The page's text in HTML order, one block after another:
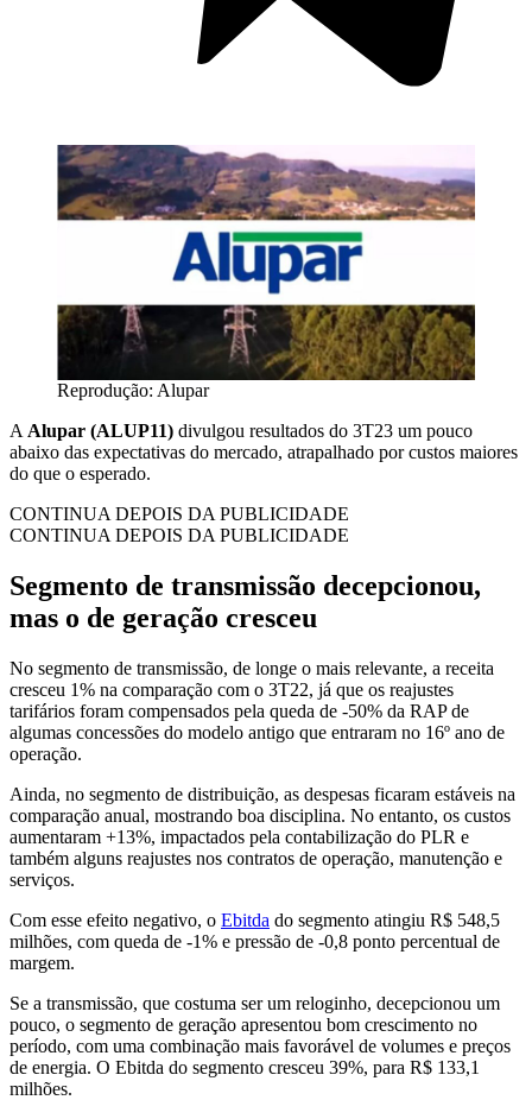
Reprodução: Alupar
A Alupar (ALUP11) divulgou resultados do 3T23 um pouco
abaixo das expectativas do mercado, atrapalhado por custos maiores
do que o esperado.
CONTINUA DEPOIS DA PUBLICIDADE
CONTINUA DEPOIS DA PUBLICIDADE
Segmento de transmissão decepcionou,
mas o de geração cresceu
No segmento de transmissão, de longe o mais relevante, a receita
cresceu 1% na comparação com o 3T22, já que os reajustes
tarifários foram compensados pela queda de -50% da RAP de
algumas concessões do modelo antigo que entraram no 16º ano de
operação.
Ainda, no segmento de distribuição, as despesas ficaram estáveis na
comparação anual, mostrando boa disciplina. No entanto, os custos
aumentaram +13%, impactados pela contabilização do PLR e
também alguns reajustes nos contratos de operação, manutenção e
serviços.
Com esse efeito negativo, o Ebitda do segmento atingiu R$ 548,5
milhões, com queda de -1% e pressão de -0,8 ponto percentual de
margem.
Se a transmissão, que costuma ser um reloginho, decepcionou um
pouco, o segmento de geração apresentou bom crescimento no
período, com uma combinação mais favorável de volumes e preços
de energia. O Ebitda do segmento cresceu 39%, para R$ 133,1
milhões.